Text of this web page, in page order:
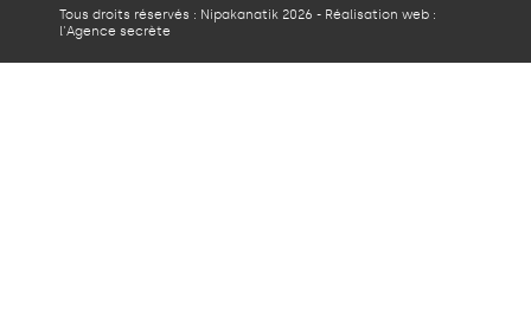
Tous droits réservés : Nipakanatik 2026 - Réalisation web :
l'Agence secrète